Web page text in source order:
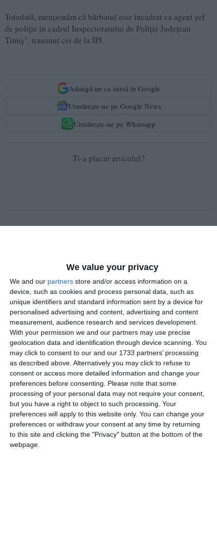
We value your privacy
We and our partners store and/or access information on a
device, such as cookies and process personal data, such as
unique identifiers and standard information sent by a device for
personalised advertising and content, advertising and content
measurement, audience research and services development.
With your permission we and our partners may use precise
geolocation data and identification through device scanning. You
may click to consent to our and our 1733 partners’ processing
as described above. Alternatively you may click to refuse to
consent or access more detailed information and change your
preferences before consenting.
Please note that some
processing of your personal data may not require your consent,
but you have a right to object to such processing. Your
preferences will apply to this website only. You can change your
preferences or withdraw your consent at any time by returning
to this site and clicking the "Privacy" button at the bottom of the
webpage.
Totodată, menționăm că bărbatul este încadrat ca agent șef
de poliție în cadrul Inspectoratului de Poliție Județean
Timiș", transmit cei de la IPJ.
Adaugă-ne ca sursă în Google
Urmărește-ne pe Google News
Urmărește-ne pe Whatsapp
Ti-a placut articolul?
Email
Comentariu
Am citit si sunt de acord curegulile de postare.
Acest formular colectează numele, e-mailul şi conținutul mesajului, astfel încât
să putem urmări comentariile tale pe site. Nu vom folosi datele tale în alt scop.
Pentru mai multe informaţii, consultă politica noastră de confidenţialitate, unde vei